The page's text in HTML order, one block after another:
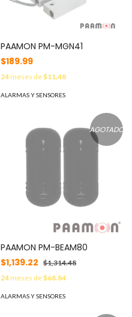
PAAMON PM-MGN41
$189.99
24meses de$11.48
ALARMAS Y SENSORES
AGOTADO
PAAMON PM-BEAM80
$1,139.22 $1,314.48
24meses de$68.84
ALARMAS Y SENSORES